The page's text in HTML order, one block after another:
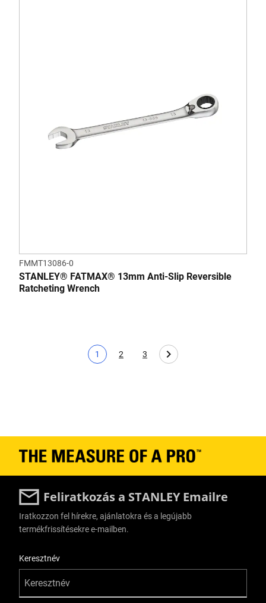
FMMT13086-0
STANLEY® FATMAX® 13mm Anti-Slip Reversible
Ratcheting Wrench
Aktuális oldal
1
Page
2
Page
3
Feliratkozás a STANLEY Emailre
Iratkozzon fel hírekre, ajánlatokra és a legújabb
termékfrissítésekre e-mailben.
Keresztnév